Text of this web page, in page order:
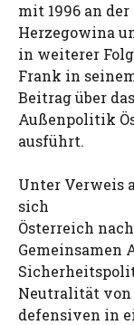
mit 1996 an
Herzegowina
in weiterer
Frank in
Beitrag über
Außenpolitik
ausführt.
Unter Verweis
sich
Österreich
Gemeinsamen
Neutralität von
defensiven in